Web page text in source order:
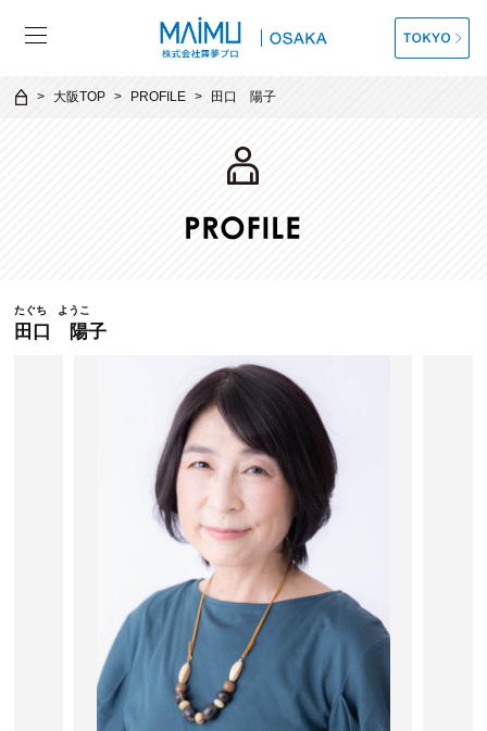
大阪TOP PROFILE 田口 陽子
たぐち ようこ
田口 陽子